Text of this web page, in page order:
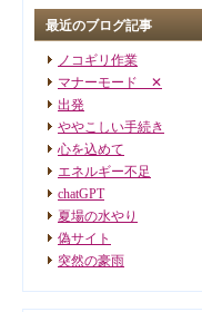
最近のブログ記事
ノコギリ作業
マナーモード ✕
出発
ややこしい手続き
心を込めて
エネルギー不足
chatGPT
夏場の水やり
偽サイト
突然の豪雨